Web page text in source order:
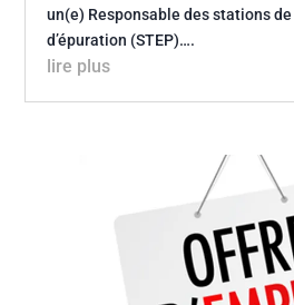
un(e) Responsable des stations
d’épuration (STEP)….
lire plus